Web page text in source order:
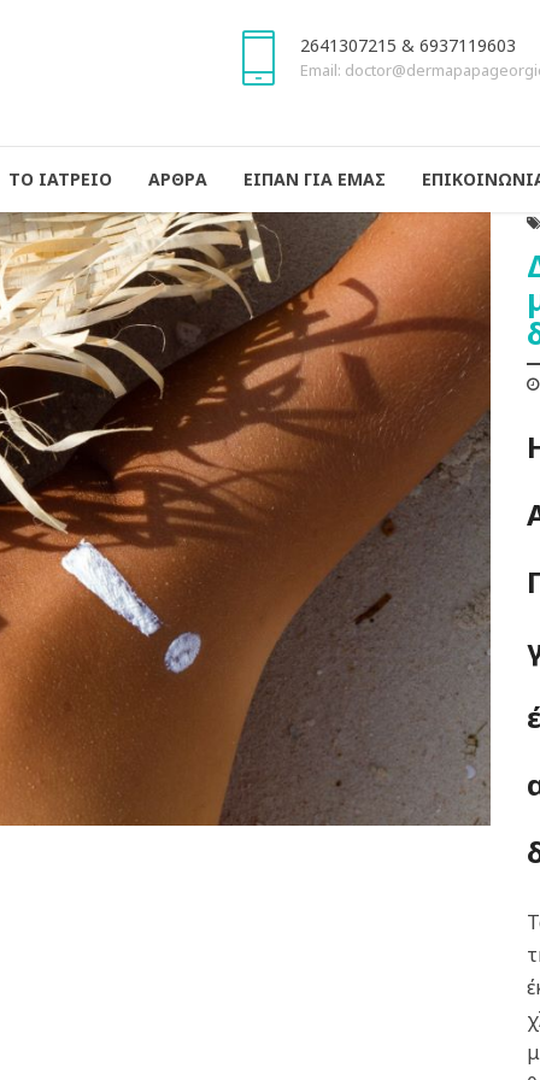
2641307215 & 6937119603
Email:
ΤΟ ΙΑΤΡΕΙΟ ΑΡΘΡΑ ΕΙΠΑΝ ΓΙΑ ΕΜΑΣ